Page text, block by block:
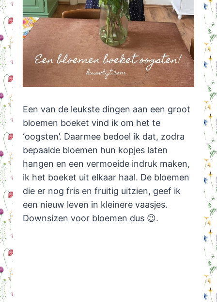
Een van de leukste dingen aan een groot
bloemen boeket vind ik om het te
‘oogsten’. Daarmee bedoel ik dat, zodra
bepaalde bloemen hun kopjes laten
hangen en een vermoeide indruk maken,
ik het boeket uit elkaar haal. De bloemen
die er nog fris en fruitig uitzien, geef ik
een nieuw leven in kleinere vaasjes.
Downsizen voor bloemen dus 😉.